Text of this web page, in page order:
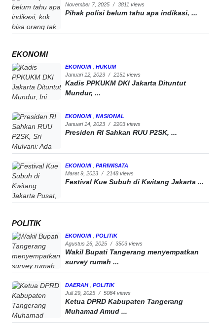
November 7, 2025 / 3811 views
Pihak polisi belum tahu apa indikasi, ...
EKONOMI
EKONOMI
HUKUM
Januari 12, 2023 / 2151 views
Kadis PPKUKM DKI Jakarta Dituntut
Mundur, ...
EKONOMI
NASIONAL
Januari 14, 2023 / 2203 views
Presiden RI Sahkan RUU P2SK, ...
EKONOMI
PARIWISATA
Maret 9, 2023 / 2148 views
Festival Kue Subuh di Kwitang Jakarta ...
POLITIK
EKONOMI
POLITIK
Agustus 26, 2025 / 3503 views
Wakil Bupati Tangerang menyempatkan
survey rumah ...
DAERAH
POLITIK
Juli 29, 2025 / 5084 views
Ketua DPRD Kabupaten Tangerang
Muhamad Amud ...